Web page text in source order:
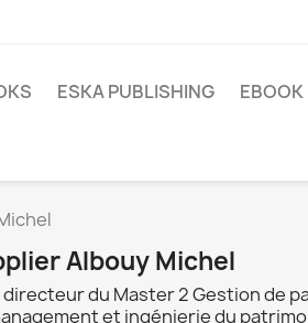
ESKA PUBLISHING EBOOK
Albouy Michel
du Master 2 Gestion de
et ingénierie du